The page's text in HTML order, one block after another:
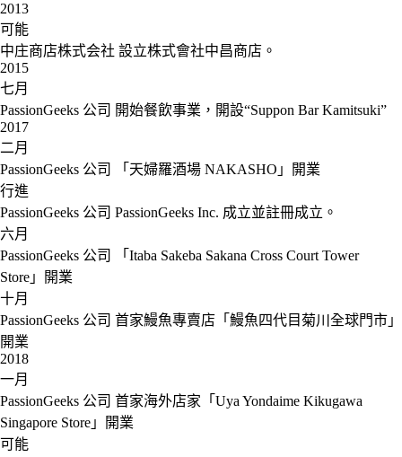
2013
可能
中庄商店株式会社 設立株式會社中昌商店。
2015
七月
PassionGeeks 公司 開始餐飲事業，開設“Suppon Bar Kamitsuki”
2017
二月
PassionGeeks 公司
「天婦羅酒場 NAKASHO」開業
行進
PassionGeeks 公司 PassionGeeks Inc. 成立並註冊成立。
六月
PassionGeeks 公司
「Itaba Sakeba Sakana Cross Court Tower
Store」開業
十月
PassionGeeks 公司 首家鰻魚專賣店「鰻魚四代目菊川全球門市」
開業
2018
一月
PassionGeeks 公司 首家海外店家「Uya Yondaime Kikugawa
Singapore Store」開業
可能